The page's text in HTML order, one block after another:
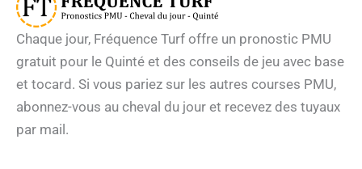
Chaque jour, Fréquence Turf offre un pronostic PMU
gratuit pour le Quinté et des conseils de jeu avec base
et tocard. Si vous pariez sur les autres courses PMU,
abonnez-vous au cheval du jour et recevez des tuyaux
par mail.